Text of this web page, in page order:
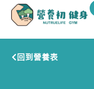
回到營養表